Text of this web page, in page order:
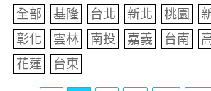
全部 基隆 台北 新北 桃園
彰化
雲林 南投 嘉義 台南
花蓮
台東